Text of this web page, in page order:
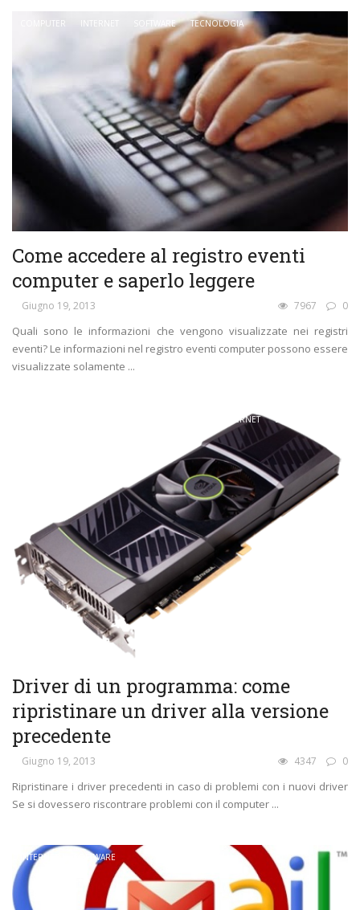
COMPUTER INTERNET SOFTWARE TECNOLOGIA
Come accedere al registro eventi
computer e saperlo leggere
Giugno 19, 2013 7967 0
Quali sono le informazioni che vengono visualizzate nei registri
eventi? Le informazioni nel registro eventi computer possono essere
visualizzate solamente ...
INTERNET
SOFTWARE
Driver di un programma: come
ripristinare un driver alla versione
precedente
Giugno 19, 2013 4347 0
Ripristinare i driver precedenti in caso di problemi con i nuovi driver
Se si dovessero riscontrare problemi con il computer ...
INTERNET SOFTWARE